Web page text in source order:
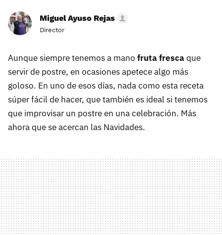
Miguel Ayuso Rejas
Director
Aunque siempre tenemos a mano fruta frescaque
servir de postre, en ocasiones apetece algo más
goloso. En uno de esos días, nada como esta receta
súper fácil de hacer, que también es ideal si tenemos
que improvisar un postre en una celebración. Más
ahora que se acercan las Navidades.